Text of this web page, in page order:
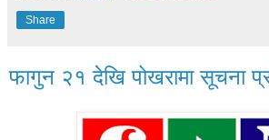
Share
फागुन २१ देखि पोखरामा सूचना